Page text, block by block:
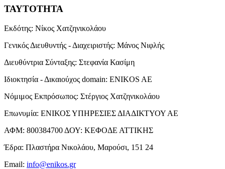
ΤΑΥΤΟΤΗΤΑ
Εκδότης: Νίκος Χατζηνικολάου
Γενικός Διευθυντής - Διαχειριστής: Μάνος Νιφλής
Διευθύντρια Σύνταξης: Στεφανία Κασίμη
Ιδιοκτησία - Δικαιούχος domain: ENIKOS AE
Νόμιμος Εκπρόσωπος: Στέργιος Χατζηνικολάου
Επωνυμία: ΕΝΙΚΟΣ ΥΠΗΡΕΣΙΕΣ ΔΙΑΔΙΚΤΥΟΥ ΑΕ
ΑΦΜ: 800384700 ΔΟΥ: ΚΕΦΟΔΕ ΑΤΤΙΚΗΣ
Έδρα: Πλαστήρα Νικολάου, Μαρούσι, 151 24
Email: info@enikos.gr